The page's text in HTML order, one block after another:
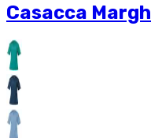
Casacca